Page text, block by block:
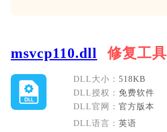
msvcp110.dll 修复工具
DLL大小： 518KB
DLL授权： 免费软件
DLL官网： 官方版本
DLL语言： 英语